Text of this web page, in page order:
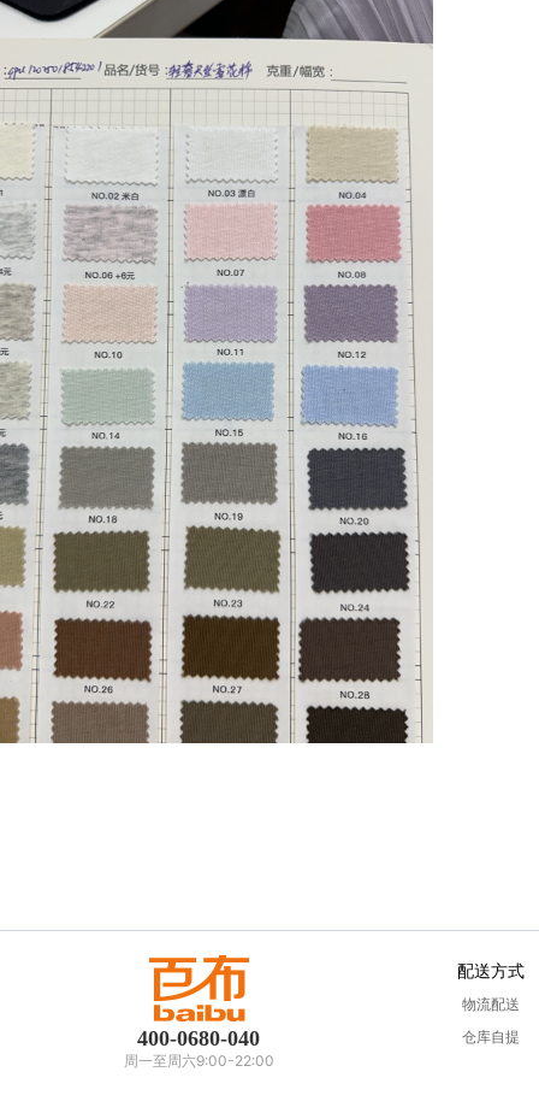
400-0680-040
周一至周六9:00-22:00
配送方式
物流配送
仓库自提